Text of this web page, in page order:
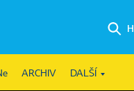
ARCHIV DALŠÍ